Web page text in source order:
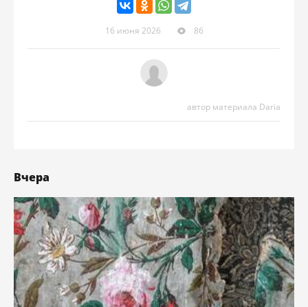
16 июня 2026 86
автор материала Daria
Вчера